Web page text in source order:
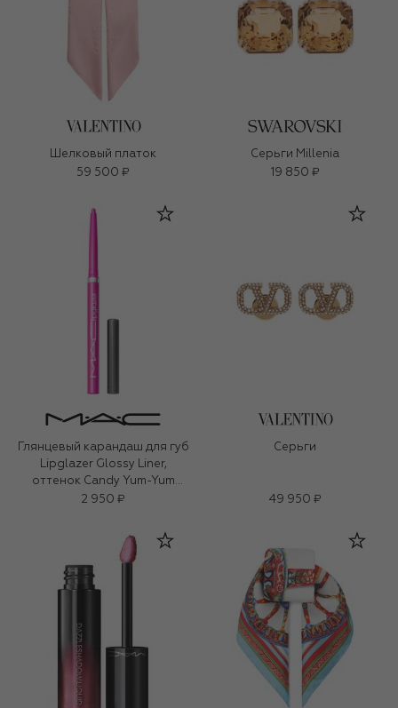
Шелковый платок
59 500 ₽
Серьги Millenia
19 850 ₽
Глянцевый карандаш для губ
Lipglazer Glossy Liner,
оттенок Candy Yum-Yum
(0,25g)
2 950 ₽
Серьги
49 950 ₽